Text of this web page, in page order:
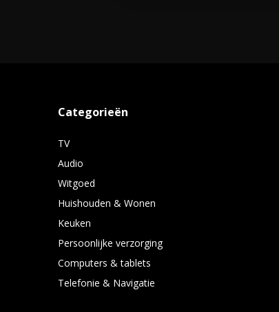
Categorieën
TV
Audio
Witgoed
Huishouden & Wonen
Keuken
Persoonlijke verzorging
Computers & tablets
Telefonie & Navigatie